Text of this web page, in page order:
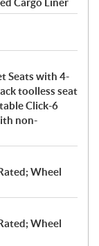
Seats with 4-
toolless seat
Click-6
non-
Wheel
Wheel